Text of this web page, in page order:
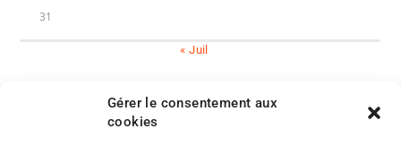
Gérer le consentement aux
cookies
31
« Juil